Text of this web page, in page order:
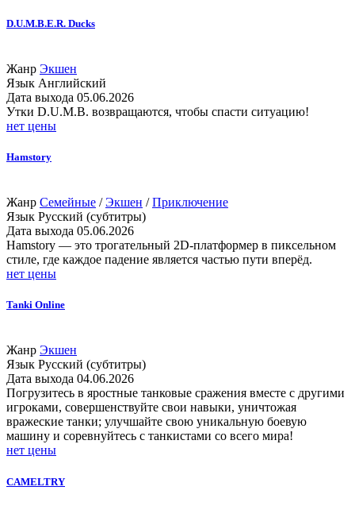
D.U.M.B.E.R. Ducks
Жанр Экшен
Язык Английский
Дата выхода 05.06.2026
Утки D.U.M.B. возвращаются, чтобы спасти ситуацию!
нет цены
Hamstory
Жанр Семейные /Экшен /Приключение
Язык Русский (субтитры)
Дата выхода 05.06.2026
Hamstory — это трогательный 2D-платформер в пиксельном
стиле, где каждое падение является частью пути вперёд.
нет цены
Tanki Online
Жанр Экшен
Язык Русский (субтитры)
Дата выхода 04.06.2026
Погрузитесь в яростные танковые сражения вместе с другими
игроками, совершенствуйте свои навыки, уничтожая
вражеские танки; улучшайте свою уникальную боевую
машину и соревнуйтесь с танкистами со всего мира!
нет цены
CAMELTRY